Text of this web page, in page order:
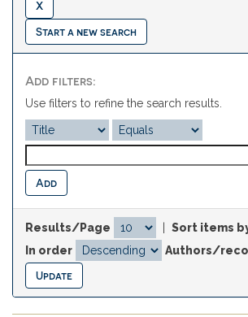
Start a new search
Add filters:
Use filters to refine the search results.
Results/Page
Sort items
In order
Authors/